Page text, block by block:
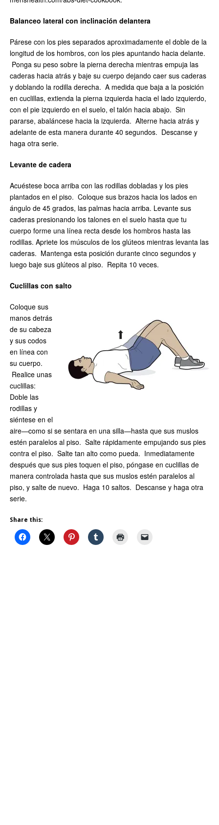
Balanceo lateral con inclinación delantera
Párese con los pies separados aproximadamente el doble de la
longitud de los hombros, con los pies apuntando hacia delante.
Ponga su peso sobre la pierna derecha mientras empuja las
caderas hacia atrás y baje su cuerpo dejando caer sus caderas
y doblando la rodilla derecha. A medida que baja a la posición
en cuclillas, extienda la pierna izquierda hacia el lado izquierdo,
con el pie izquierdo en el suelo, el talón hacia abajo. Sin
pararse, abaláncese hacia la izquierda. Alterne hacia atrás y
adelante de esta manera durante 40 segundos. Descanse y
haga otra serie.
Levante de cadera
Acuéstese boca arriba con las rodillas dobladas y los pies
plantados en el piso. Coloque sus brazos hacia los lados en
ángulo de 45 grados, las palmas hacia arriba. Levante sus
caderas presionando los talones en el suelo hasta que tu
cuerpo forme una línea recta desde los hombros hasta las
rodillas. Apriete los músculos de los glúteos mientras levanta las
caderas. Mantenga esta posición durante cinco segundos y
luego baje sus glúteos al piso. Repita 10 veces.
Cuclillas con salto
Coloque sus
manos detrás
de su cabeza
y sus codos
en línea con
su cuerpo.
Realice unas
cuclillas:
Doble las
rodillas y
siéntese en el
aire—como si se sentara en una silla—hasta que sus muslos
estén paralelos al piso. Salte rápidamente empujando sus pies
contra el piso. Salte tan alto como pueda. Inmediatamente
después que sus pies toquen el piso, póngase en cuclillas de
manera controlada hasta que sus muslos estén paralelos al
piso, y salte de nuevo. Haga 10 saltos. Descanse y haga otra
serie.
Share this: